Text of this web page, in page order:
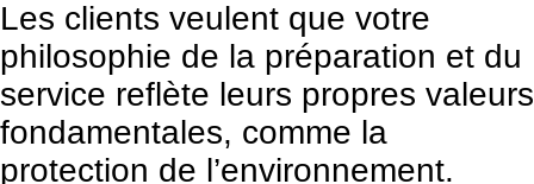
Les clients veulent que votre
philosophie de la préparation et du
service reflète leurs propres valeurs
fondamentales, comme la
protection de l’environnement.